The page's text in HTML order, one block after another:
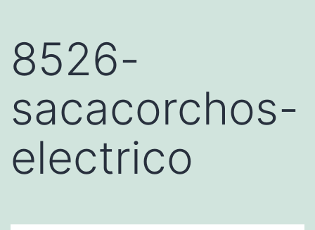
8526-
sacacorchos-
electrico